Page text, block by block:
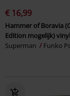
€ 16,99
Hammer of Boravia
Edition mogelijk)
Superman
Funko